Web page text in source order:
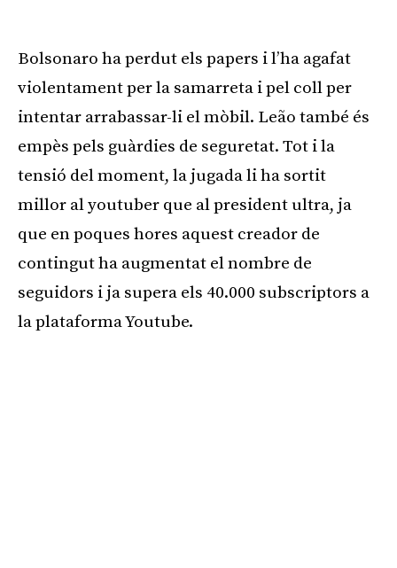
Bolsonaro ha perdut els papers i l’ha agafat
violentament per la samarreta i pel coll per
intentar arrabassar-li el mòbil. Leão també és
empès pels guàrdies de seguretat. Tot i la
tensió del moment, la jugada li ha sortit
millor al youtuber que al president ultra, ja
que en poques hores aquest creador de
contingut ha augmentat el nombre de
seguidors i ja supera els 40.000 subscriptors a
la plataforma Youtube.